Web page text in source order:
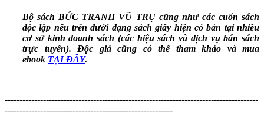
Bộ sách BỨC TRANH VŨ TRỤ cũng như các cuốn sách
độc lập nêu trên dưới dạng sách giấy hiện có bán tại nhiều
cơ sở kinh doanh sách (các hiệu sách và dịch vụ bán sách
trực tuyến). Độc giả cũng có thể tham khảo và mua
ebook TẠI ĐÂY.
--------------------------------------------------------------------------------------
---------------------------------------------------------